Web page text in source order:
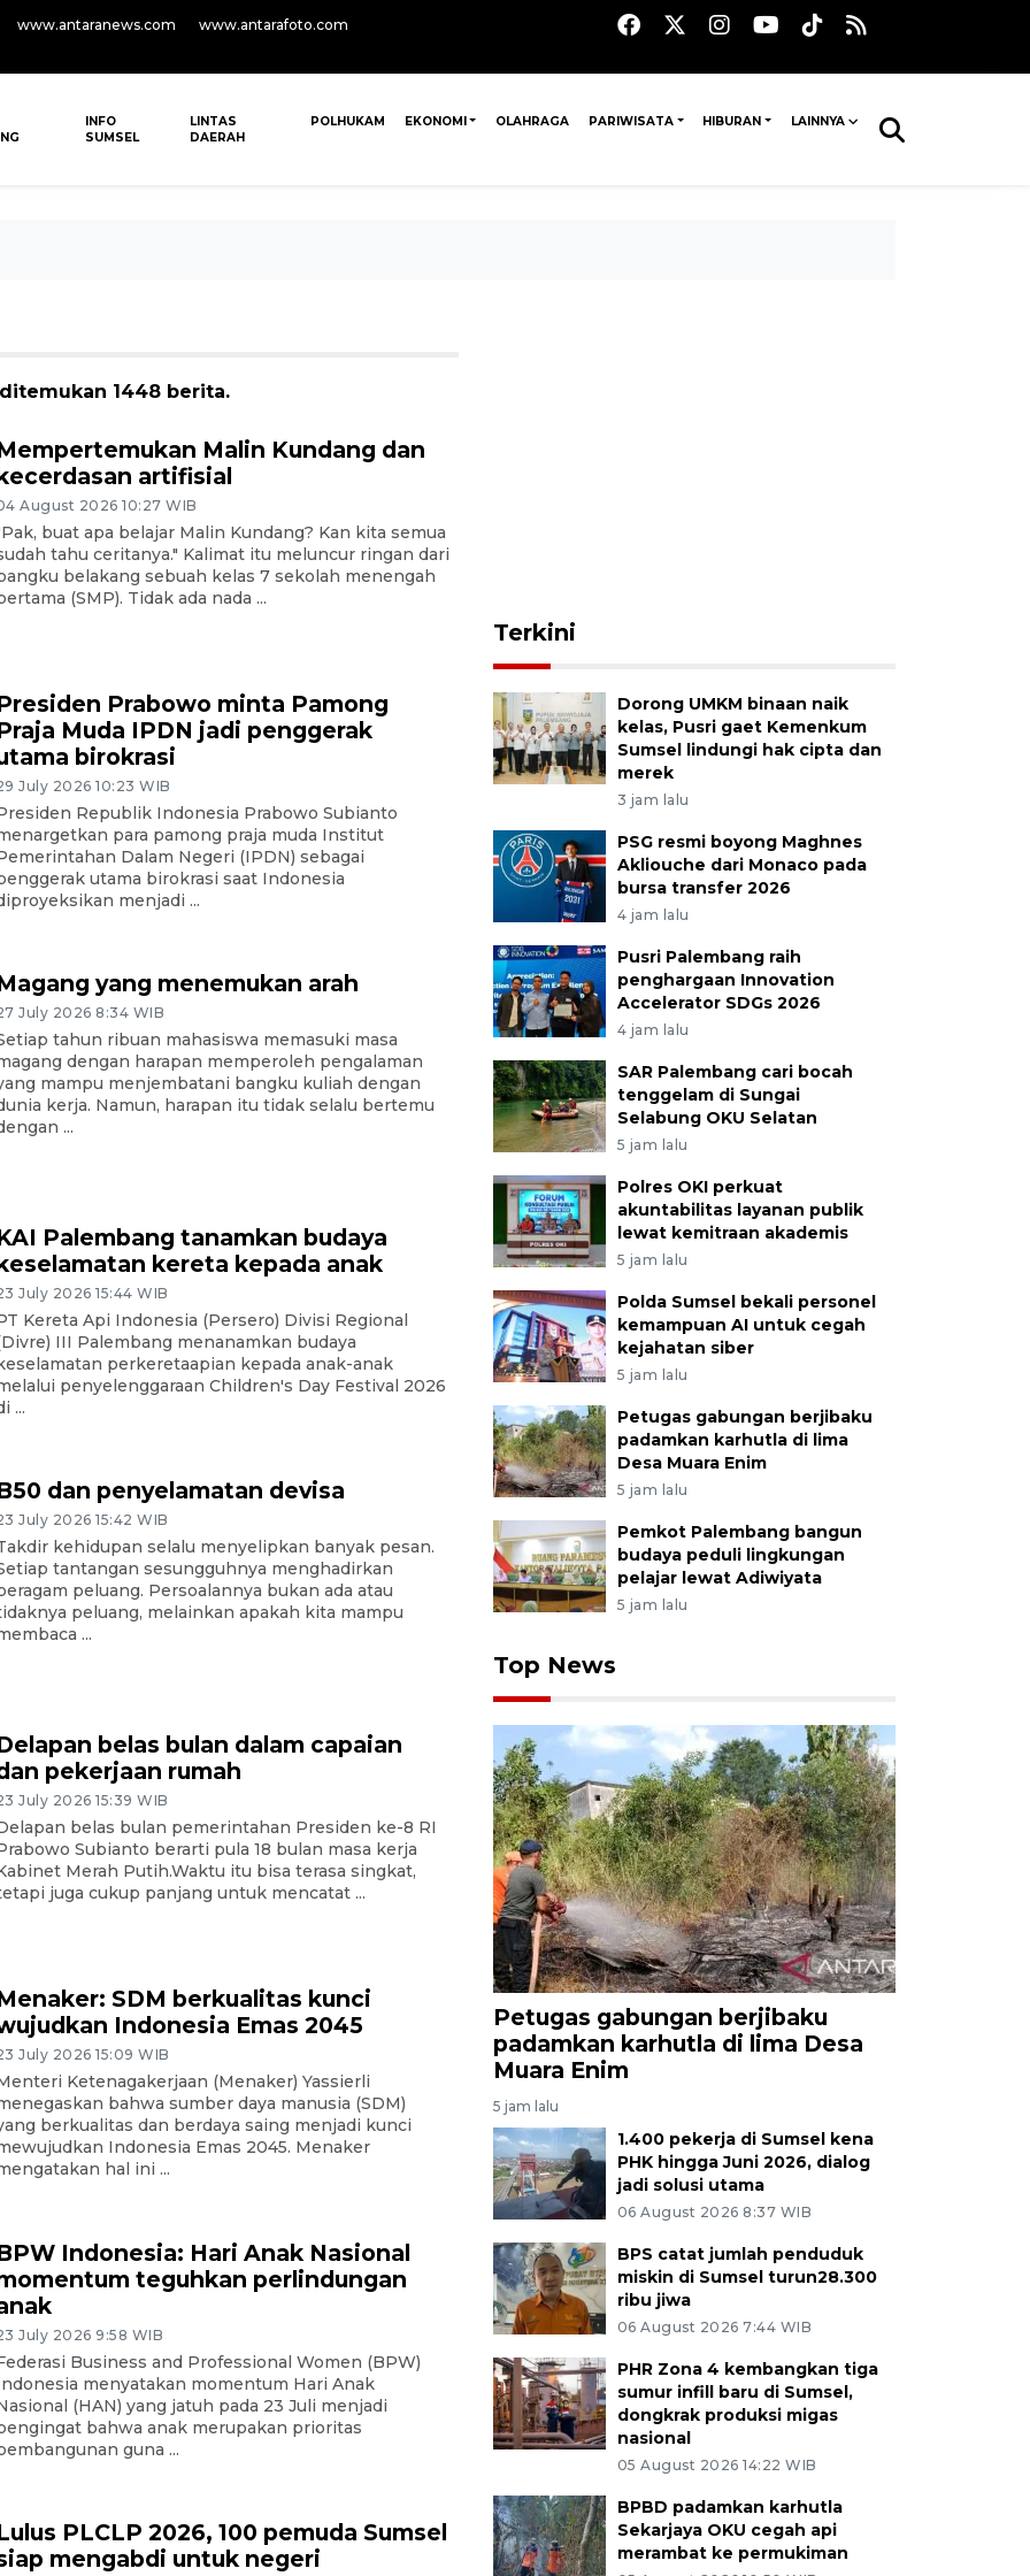
www.antaranews.com www.antarafoto.com
INFO
SUMSEL
LINTAS
DAERAH
POLHUKAM EKONOMI OLAHRAGA PARIWISATA HIBURAN LAINNYA
1448 berita.
Malin Kundang dan
artifisial
August 2026 10:27 WIB
buat apa belajar Malin Kundang? Kan kita semua
tahu ceritanya." Kalimat itu meluncur ringan dari
belakang sebuah kelas 7 sekolah menengah
(SMP). Tidak ada nada ...
Prabowo minta Pamong
Muda IPDN jadi penggerak
birokrasi
July 2026 10:23 WIB
Republik Indonesia Prabowo Subianto
para pamong praja muda Institut
Dalam Negeri (IPDN) sebagai
utama birokrasi saat Indonesia
menjadi ...
yang menemukan arah
July 2026 8:34 WIB
tahun ribuan mahasiswa memasuki masa
dengan harapan memperoleh pengalaman
mampu menjembatani bangku kuliah dengan
kerja. Namun, harapan itu tidak selalu bertemu
...
Palembang tanamkan budaya
kereta kepada anak
July 2026 15:44 WIB
Kereta Api Indonesia (Persero) Divisi Regional
III Palembang menanamkan budaya
perkeretaapian kepada anak-anak
penyelenggaraan Children's Day Festival 2026
...
dan penyelamatan devisa
July 2026 15:42 WIB
kehidupan selalu menyelipkan banyak pesan.
tantangan sesungguhnya menghadirkan
peluang. Persoalannya bukan ada atau
peluang, melainkan apakah kita mampu
...
belas bulan dalam capaian
pekerjaan rumah
July 2026 15:39 WIB
belas bulan pemerintahan Presiden ke-8 RI
Subianto berarti pula 18 bulan masa kerja
Merah Putih.Waktu itu bisa terasa singkat,
juga cukup panjang untuk mencatat ...
SDM berkualitas kunci
Indonesia Emas 2045
July 2026 15:09 WIB
Ketenagakerjaan (Menaker) Yassierli
bahwa sumber daya manusia (SDM)
berkualitas dan berdaya saing menjadi kunci
Indonesia Emas 2045. Menaker
hal ini ...
Indonesia: Hari Anak Nasional
teguhkan perlindungan
July 2026 9:58 WIB
Business and Professional Women (BPW)
menyatakan momentum Hari Anak
(HAN) yang jatuh pada 23 Juli menjadi
bahwa anak merupakan prioritas
guna ...
PLCLP 2026, 100 pemuda Sumsel
mengabdi untuk negeri
Terkini
Dorong UMKM binaan naik
kelas, Pusri gaet Kemenkum
Sumsel lindungi hak cipta dan
merek
3 jam lalu
PSG resmi boyong Maghnes
Akliouche dari Monaco pada
bursa transfer 2026
4 jam lalu
Pusri Palembang raih
penghargaan Innovation
Accelerator SDGs 2026
4 jam lalu
SAR Palembang cari bocah
tenggelam di Sungai
Selabung OKU Selatan
5 jam lalu
Polres OKI perkuat
akuntabilitas layanan publik
lewat kemitraan akademis
5 jam lalu
Polda Sumsel bekali personel
kemampuan AI untuk cegah
kejahatan siber
5 jam lalu
Petugas gabungan berjibaku
padamkan karhutla di lima
Desa Muara Enim
5 jam lalu
Pemkot Palembang bangun
budaya peduli lingkungan
pelajar lewat Adiwiyata
5 jam lalu
Top News
Petugas gabungan berjibaku
padamkan karhutla di lima Desa
Muara Enim
5 jam lalu
1.400 pekerja di Sumsel kena
PHK hingga Juni 2026, dialog
jadi solusi utama
06 August 2026 8:37 WIB
BPS catat jumlah penduduk
miskin di Sumsel turun28.300
ribu jiwa
06 August 2026 7:44 WIB
PHR Zona 4 kembangkan tiga
sumur infill baru di Sumsel,
dongkrak produksi migas
nasional
05 August 2026 14:22 WIB
BPBD padamkan karhutla
Sekarjaya OKU cegah api
merambat ke permukiman